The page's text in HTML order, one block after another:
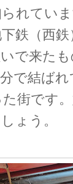
れていま
鉄（西
で来た
で結ば
街です
ょう。